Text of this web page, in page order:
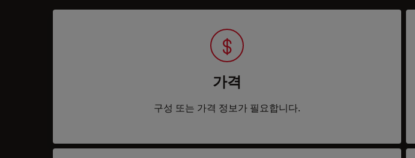
가격
구성 또는 가격 정보가 필요합니다.